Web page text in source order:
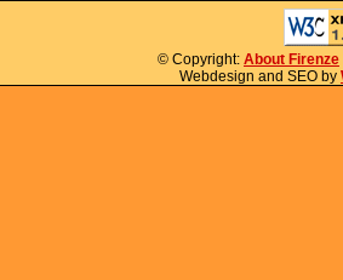
© Copyright: About Firenze
Webdesign and SEO by